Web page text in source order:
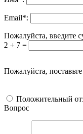
Email*:
Пожалуйста, введите
2 + 7 =
Пожалуйста,
Положительный
Вопрос